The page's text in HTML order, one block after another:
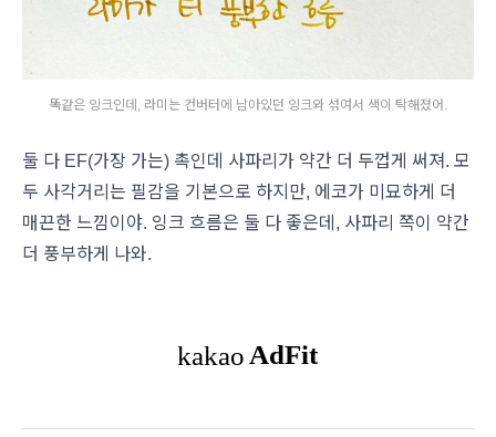
똑같은 잉크인데, 라미는 컨버터에 남아있던 잉크와 섞여서 색이 탁해졌어.
둘 다 EF(가장 가는) 촉인데 사파리가 약간 더 두껍게 써져. 모
두 사각거리는 필감을 기본으로 하지만, 에코가 미묘하게 더
매끈한 느낌이야. 잉크 흐름은 둘 다 좋은데, 사파리 쪽이 약간
더 풍부하게 나와.